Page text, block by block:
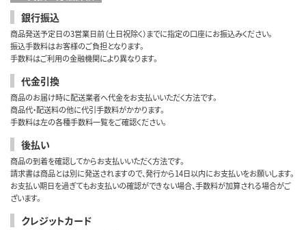
銀行振込
商品発送予定日の3営業日前（土日祝除く）までに指定の口座にお振込みください。
振込手数料はお客様のご負担となります。
手数料はご利用の金融機関により異なります。
代金引換
商品のお届け時に配送業者へ代金をお支払いいただく方法です。
商品代・配送料の他に代引手数料がかかります。
手数料は左の各種手数料一覧をご確認ください。
後払い
商品の到着を確認してからお支払いいただく方法です。
請求書は商品とは別に発送されますので、発行から14日以内にお支払いをお願いします。
お支払い期日を過ぎてもお支払いの確認ができない場合、手数料が加算される場合がご
ざいます。
クレジットカード